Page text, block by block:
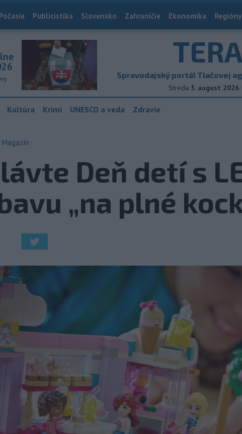
Počasie Publicistika Slovensko Zahraničie Ekonomika Regióny
Spravodajský portál Tlačovej
Streda 5. august 2026
Kultúra Krimi UNESCO a veda Zdravie
Magazín
Deň detí s
„na plné